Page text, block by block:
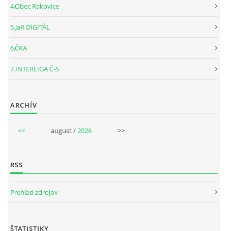
4.Obec Rakovice
5.JaR DIGITÁL
6.ČKA
7.INTERLIGA Č-S
ARCHÍV
<< august /2026 >>
RSS
Prehľad zdrojov
ŠTATISTIKY